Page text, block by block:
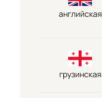
английская
грузинская